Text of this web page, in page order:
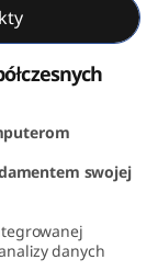
swojej
danych